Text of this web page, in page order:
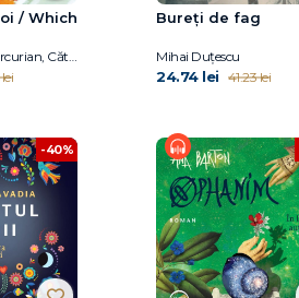
/ Which
Chris Simion - Mercurian, Cătălina Flămînzeanu
Bureți de fag
Mihai Duțescu
24.74 lei 41.23 lei
-40%